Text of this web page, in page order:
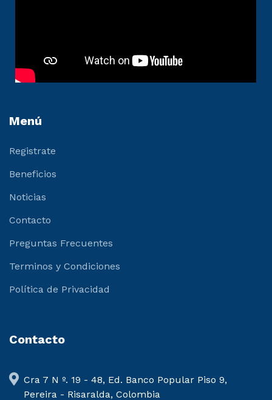
Menú
Registrate
Beneficios
Noticias
Contacto
Preguntas Frecuentes
Terminos y Condiciones
Política de Privacidad
Contacto
Cra 7 N º. 19 - 48, Ed. Banco Popular Piso 9,
Pereira - Risaralda, Colombia